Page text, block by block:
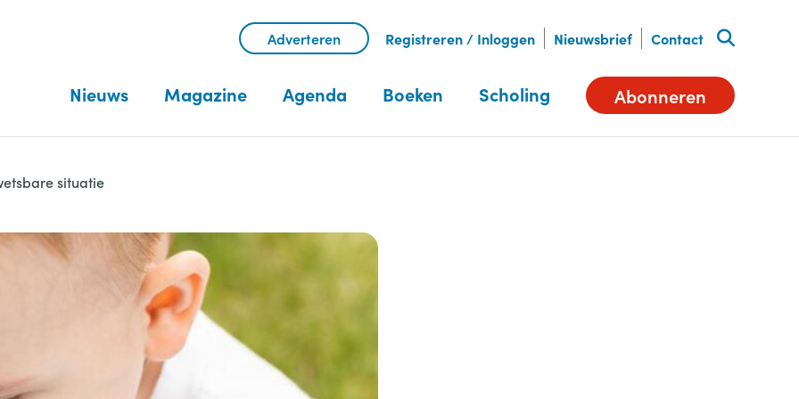
Adverteren Registreren / Inloggen Nieuwsbrief Contact
Nieuws Magazine Agenda Boeken Scholing Abonneren
situatie